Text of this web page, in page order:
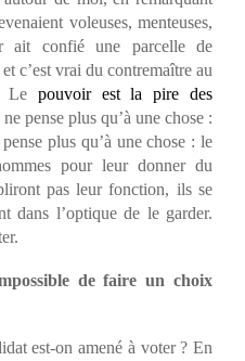
voleuses, menteuses,
ait confié une parcelle de
et c’est vrai du contremaître au
Le pouvoir est la pire des
pense plus qu’à une chose :
plus qu’à une chose : le
pour leur donner du
pas leur fonction, ils se
dans l’optique de le garder.
de faire un choix
est-on amené à voter ? En